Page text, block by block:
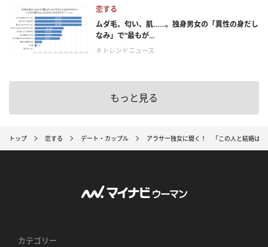
恋する
ムダ毛、匂い、肌……。独身男女の「異性の身だし
なみ」で“最もが...
＃トレンドニュース
もっと見る
トップ 恋する デート・カップル アラサー独女に聞く！ 「この人と結婚は難
カテゴリー